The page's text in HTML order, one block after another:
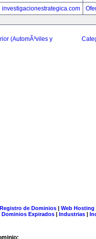
investigacionestrategica.com
(AutomÃ³viles y
Registro de Dominios| Web Hosting
Dominios Expirados | Industrias |